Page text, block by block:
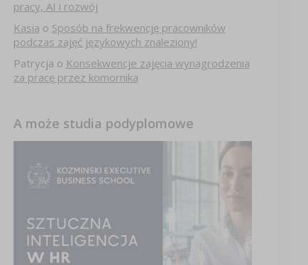
pracy, AI i rozwój
Kasia o Sposób na frekwencję pracowników
podczas zajęć językowych znaleziony!
Patrycja o Konsekwencje zajęcia wynagrodzenia
za pracę przez komornika
A może studia podyplomowe